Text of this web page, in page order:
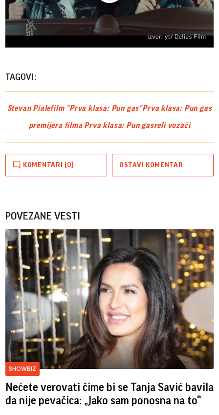
Play
TAGOVI:
Stevan Pialefilm "Prva klasa: Pun gas"Prva klasa: Pun gas
premijera filma Prva klasa: Pun gasreli vozači
KOMENTARI (0) OSTAVI KOMENTAR
POVEZANE VESTI
SHOWBIZ
Nećete verovati čime bi se Tanja Savić bavila
da nije pevačica: „Jako sam ponosna na to“